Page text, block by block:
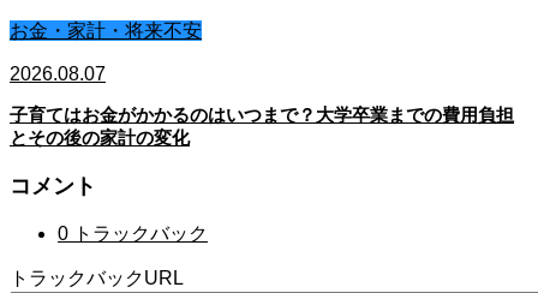
お金・家計・将来不安
2026.08.07
子育てはお金がかかるのはいつまで？大学卒業までの費用負担
とその後の家計の変化
コメント
0 トラックバック
トラックバックURL